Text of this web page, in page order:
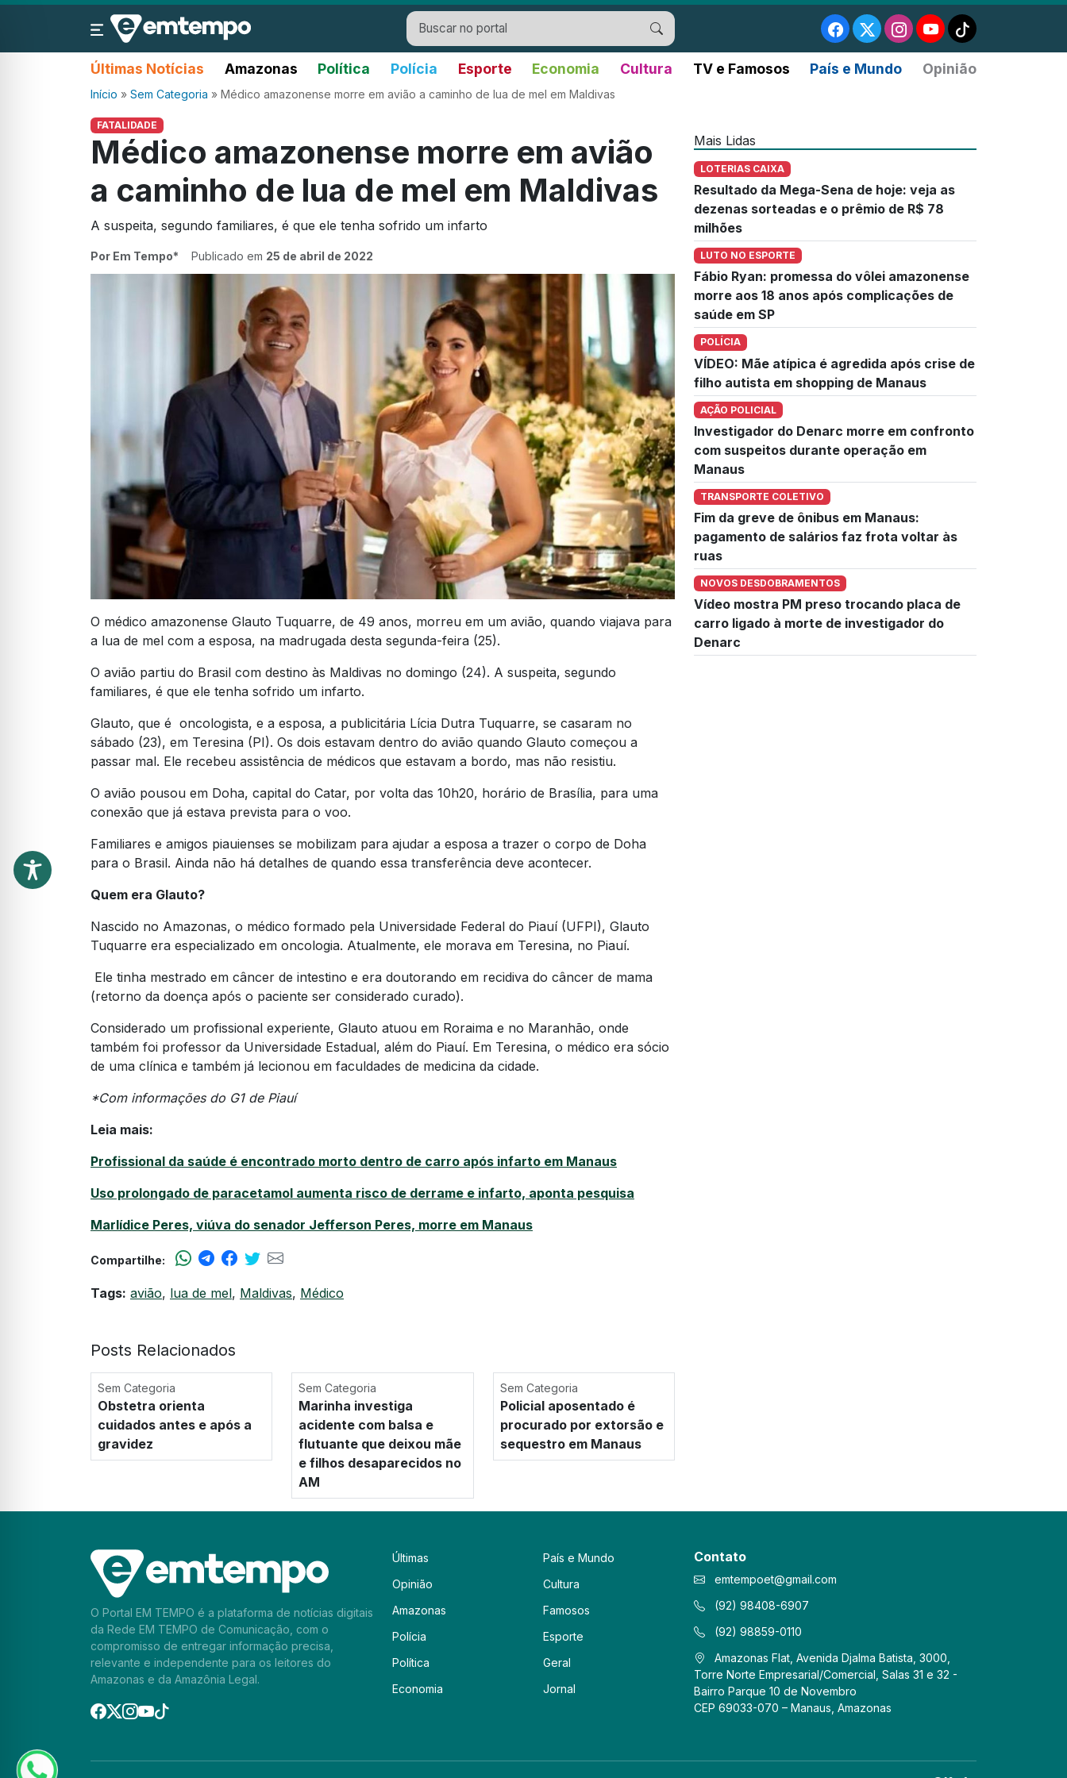
Últimas Notícias Amazonas Política Polícia Esporte Economia Cultura TV e Famosos País e Mundo Opinião
Início » Sem Categoria » Médico amazonense morre em avião a caminho de lua de mel em Maldivas
FATALIDADE
Médico amazonense morre em avião
a caminho de lua de mel em Maldivas
A suspeita, segundo familiares, é que ele tenha sofrido um infarto
Por Em Tempo* Publicado em 25 de abril de 2022
O médico amazonense Glauto Tuquarre, de 49 anos, morreu em um avião, quando viajava para
a lua de mel com a esposa, na madrugada desta segunda-feira (25).
O avião partiu do Brasil com destino às Maldivas no domingo (24). A suspeita, segundo
familiares, é que ele tenha sofrido um infarto.
Glauto, que é oncologista, e a esposa, a publicitária Lícia Dutra Tuquarre, se casaram no
sábado (23), em Teresina (PI). Os dois estavam dentro do avião quando Glauto começou a
passar mal. Ele recebeu assistência de médicos que estavam a bordo, mas não resistiu.
O avião pousou em Doha, capital do Catar, por volta das 10h20, horário de Brasília, para uma
conexão que já estava prevista para o voo.
Familiares e amigos piauienses se mobilizam para ajudar a esposa a trazer o corpo de Doha
para o Brasil. Ainda não há detalhes de quando essa transferência deve acontecer.
Quem era Glauto?
Nascido no Amazonas, o médico formado pela Universidade Federal do Piauí (UFPI), Glauto
Tuquarre era especializado em oncologia. Atualmente, ele morava em Teresina, no Piauí.
Ele tinha mestrado em câncer de intestino e era doutorando em recidiva do câncer de mama
(retorno da doença após o paciente ser considerado curado).
Considerado um profissional experiente, Glauto atuou em Roraima e no Maranhão, onde
também foi professor da Universidade Estadual, além do Piauí. Em Teresina, o médico era sócio
de uma clínica e também já lecionou em faculdades de medicina da cidade.
*Com informações do G1 de Piauí
Leia mais:
Profissional da saúde é encontrado morto dentro de carro após infarto em Manaus
Uso prolongado de paracetamol aumenta risco de derrame e infarto, aponta pesquisa
Marlídice Peres, viúva do senador Jefferson Peres, morre em Manaus
Compartilhe:
Tags: avião, lua de mel, Maldivas, Médico
Posts Relacionados
Sem Categoria
Obstetra orienta
cuidados antes e após a
gravidez
Sem Categoria
Marinha investiga
acidente com balsa e
flutuante que deixou mãe
e filhos desaparecidos no
AM
Sem Categoria
Policial aposentado é
procurado por extorsão e
sequestro em Manaus
Mais Lidas
LOTERIAS CAIXA
Resultado da Mega-Sena de hoje: veja as
dezenas sorteadas e o prêmio de R$ 78
milhões
LUTO NO ESPORTE
Fábio Ryan: promessa do vôlei amazonense
morre aos 18 anos após complicações de
saúde em SP
POLÍCIA
VÍDEO: Mãe atípica é agredida após crise de
filho autista em shopping de Manaus
AÇÃO POLICIAL
Investigador do Denarc morre em confronto
com suspeitos durante operação em
Manaus
TRANSPORTE COLETIVO
Fim da greve de ônibus em Manaus:
pagamento de salários faz frota voltar às
ruas
NOVOS DESDOBRAMENTOS
Vídeo mostra PM preso trocando placa de
carro ligado à morte de investigador do
Denarc
O Portal EM TEMPO é a plataforma de notícias digitais
da Rede EM TEMPO de Comunicação, com o
compromisso de entregar informação precisa,
relevante e independente para os leitores do
Amazonas e da Amazônia Legal.
Últimas
Opinião
Amazonas
Polícia
Política
Economia
País e Mundo
Cultura
Famosos
Esporte
Geral
Jornal
Contato
emtempoet@gmail.com
(92) 98408-6907
(92) 98859-0110
Amazonas Flat, Avenida Djalma Batista, 3000,
Torre Norte Empresarial/Comercial, Salas 31 e 32 -
Bairro Parque 10 de Novembro
CEP 69033-070 – Manaus, Amazonas